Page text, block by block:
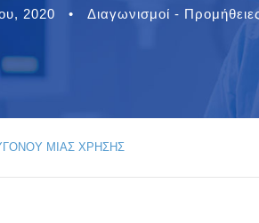
2020 • Διαγωνισμοί -
MIAΣ ΧΡΗΣΗΣ